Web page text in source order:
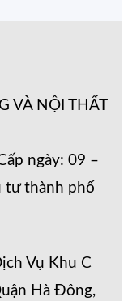
VÀ NỘI THẤT
ngày: 09 –
tư thành phố
Vụ Khu C
Hà Đông,